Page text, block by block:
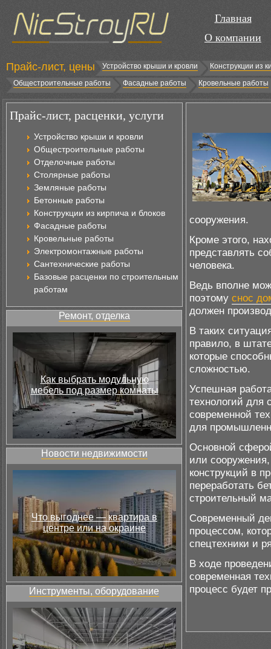
Главная
О компании
Прайс-лист, цены Устройство крыши и кровли
Конструкции из
Общестроительные работы
Фасадные работы Кровельные работы
Прайс-лист, расценки, услуги
Устройство крыши и кровли
Общестроительные работы
Отделочные работы
Столярные работы
Земляные работы
Бетонные работы
Конструкции из кирпича и блоков
Фасадные работы
Кровельные работы
Электромонтажные работы
Сантехнические работы
Базовые расценки по строительным
работам
Ремонт, отделка
Как выбрать модульную
мебель под размер комнаты
Новости недвижимости
Что выгоднее — квартира в
центре или на окраине
Инструменты, оборудование
сооружения.
Кроме этого,
представлять
человека.
Ведь вполне
поэтому снос
должен
В таких
правило, в
которые
сложностью.
Успешная
технологий для
современной
для
Основной
или
конструкций в
переработать
строительный
Современный
процессом,
спецтехники и
В ходе
современная
процесс будет